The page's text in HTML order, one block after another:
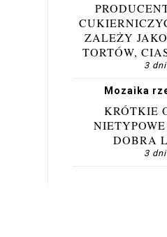
ZALEŻY
TORTÓW,
3
Mozaika
KRÓTKIE
DOBRA
3